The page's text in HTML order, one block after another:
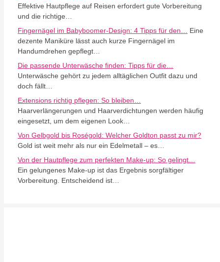
Effektive Hautpflege auf Reisen erfordert gute Vorbereitung
und die richtige…
Fingernägel im Babyboomer-Design: 4 Tipps für den…
Eine
dezente Maniküre lässt auch kurze Fingernägel im
Handumdrehen gepflegt…
Die passende Unterwäsche finden: Tipps für die…
Unterwäsche gehört zu jedem alltäglichen Outfit dazu und
doch fällt…
Extensions richtig pflegen: So bleiben…
Haarverlängerungen und Haarverdichtungen werden häufig
eingesetzt, um dem eigenen Look…
Von Gelbgold bis Roségold: Welcher Goldton passt zu mir?
Gold ist weit mehr als nur ein Edelmetall – es…
Von der Hautpflege zum perfekten Make-up: So gelingt…
Ein gelungenes Make-up ist das Ergebnis sorgfältiger
Vorbereitung. Entscheidend ist…